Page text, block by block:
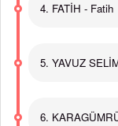
4. FATİH - Fatih
5. YAVUZ
6.